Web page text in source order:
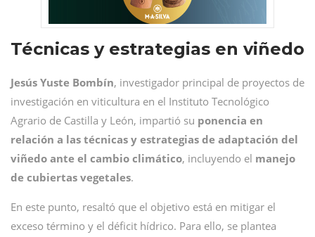
Técnicas y estrategias en viñedo
Jesús Yuste Bombín, investigador principal de proyectos de
investigación en viticultura en el Instituto Tecnológico
Agrario de Castilla y León, impartió su ponencia en
relación a las técnicas y estrategias de adaptación del
viñedo ante el cambio climático, incluyendo el manejo
de cubiertas vegetales.
En este punto, resaltó que el objetivo está en mitigar el
exceso término y el déficit hídrico. Para ello, se plantea